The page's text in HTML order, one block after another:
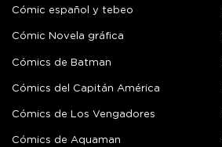
Cómic español y tebeo
Cómic Novela gráfica
Cómics de Batman
Cómics del Capitán América
Cómics de Los Vengadores
Cómics de Aquaman